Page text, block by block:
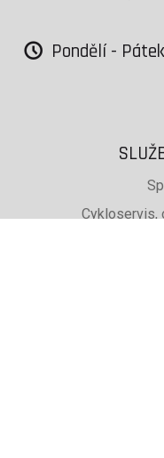
Pondělí -
Cykloservis,